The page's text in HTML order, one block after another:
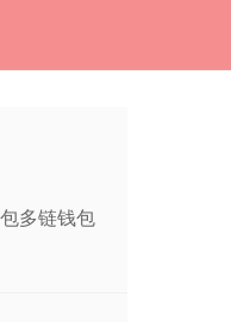
多链钱包